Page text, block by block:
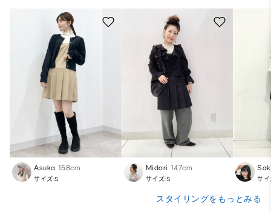
Asuka 158cm
サイズ:S
Midori 147cm
サイズ:S サ
スタイリングをもっとみる